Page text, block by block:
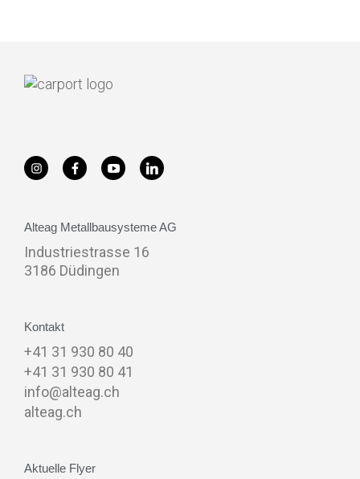
Alteag Metallbausysteme AG
Industriestrasse 16
3186 Düdingen
Kontakt
+41 31 930 80 40
+41 31 930 80 41
info@alteag.ch
alteag.ch
Aktuelle Flyer